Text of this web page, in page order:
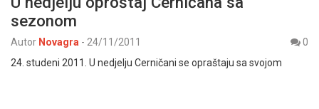
sezonom
Autor Novagra - 24/11/2011
0
24. studeni 2011. U nedjelju Cerničani se opraštaju sa svojom